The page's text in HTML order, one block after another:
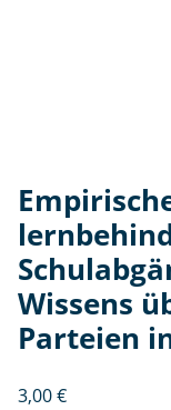
Wissens
Parteien
3,00€